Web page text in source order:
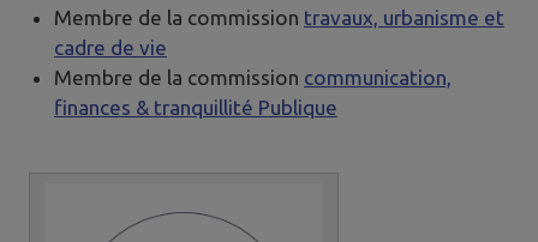
Membre de la commission travaux, urbanisme et
cadre de vie
Membre de la commission communication,
finances & tranquillité Publique